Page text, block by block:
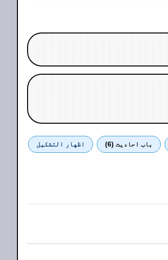
باب احادیث (6) اظهار التشكيل